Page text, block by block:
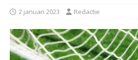
2 januari 2023 Redactie